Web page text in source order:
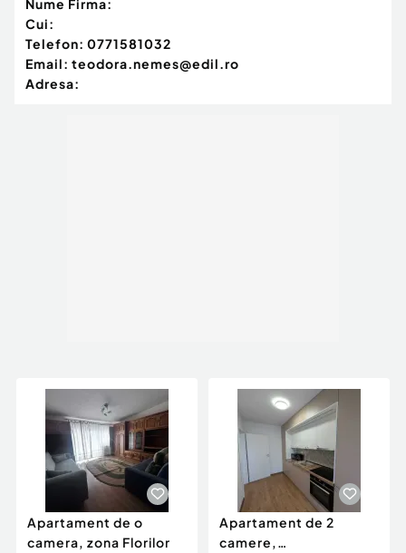
Nume Firma:
Cui:
Telefon: 0771581032
Email: teodora.nemes@edil.ro
Adresa:
Apartament de o
camera, zona Florilor
Apartament de 2
camere,